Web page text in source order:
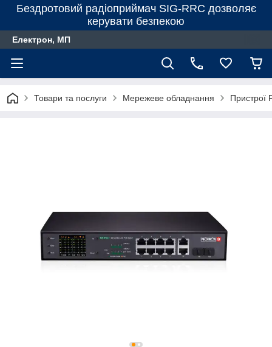
Бездротовий радіоприймач SIG-RRC дозволяє
керувати безпекою
Електрон, МП
Товари та послуги Мережеве обладнання Пристрої